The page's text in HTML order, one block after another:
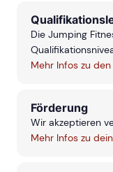
Die Jumping
Mehr Infos zu
Förderung
Wir akzeptieren
Mehr Infos zu